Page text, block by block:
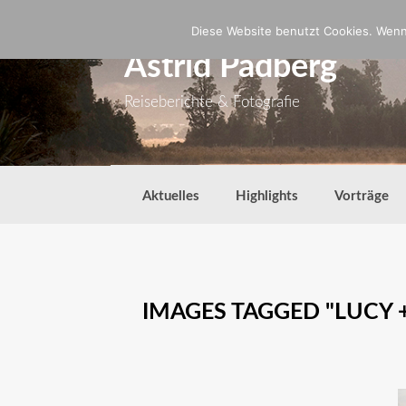
Astrid Padberg
Reiseberichte & Fotografie
Aktuelles Highlights Vorträge
IMAGES TAGGED "LUCY
Diese Website benutzt Cookies.